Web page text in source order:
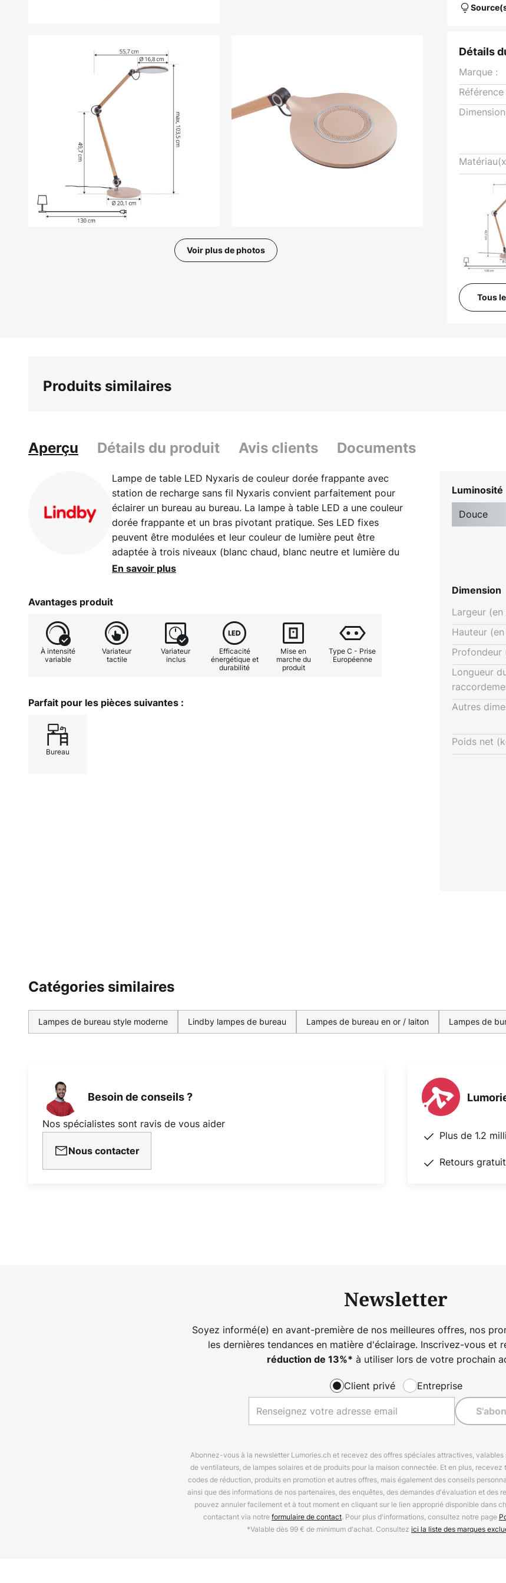
Voir plus de photos
Détails
Marque :
Référence
Tous
Produits similaires
Aperçu Détails du produit Avis clients Documents
Lampe de table LED Nyxaris de couleur dorée frappante avec
station de recharge sans fil Nyxaris convient parfaitement pour
éclairer un bureau au bureau. La lampe à table LED a une couleur
dorée frappante et un bras pivotant pratique. Ses LED fixes
peuvent être modulées et leur couleur de lumière peut être
adaptée à trois niveaux (blanc chaud, blanc neutre et lumière du
jour). Ainsi, le luminaire permet d'obtenir à tout moment l'éclairage
En savoir plus
Avantages produit
À intensité
variable
Variateur
tactile
Variateur
inclus
Efficacité
énergétique et
durabilité
Mise en
marche du
produit
Type C - Prise
Européenne
Parfait pour les pièces suivantes :
Bureau
Luminosité
Douce
Dimension
Largeur (en
Hauteur
Profondeur
Longueur
Autres
Poids net
Catégories similaires
Lampes de bureau style moderne Lindby lampes de bureau Lampes de bureau en or / laiton Lampes de
Besoin de conseils ?
Nos spécialistes sont ravis de vous aider
Nous contacter
Plus de 1.2
Retours
Newsletter
Soyez informé(e) en avant-première de nos meilleures offres, nos
les dernières tendances en matière d'éclairage. Inscrivez-vous et
réduction de 13%* à utiliser lors de votre prochain
Client privé Entreprise
Abonnez-vous à la newsletter Lumories.ch et recevez des offres spéciales attractives, valables
de ventilateurs, de lampes solaires et de produits pour la maison connectée. Et en plus,
codes de réduction, produits en promotion et autres offres, mais également des conseils
ainsi que des informations de nos partenaires, des enquêtes, des demandes d'évaluation et des
pouvez annuler facilement et à tout moment en cliquant sur le lien approprié disponible dans
contactant via notreformulaire de contact. Pour plus d'informations, consultez notre page
*Valable dès 99 € de minimum d'achat. Consultez ici la liste des marques